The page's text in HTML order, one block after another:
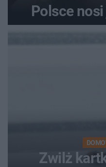
Polsce
Zwilż